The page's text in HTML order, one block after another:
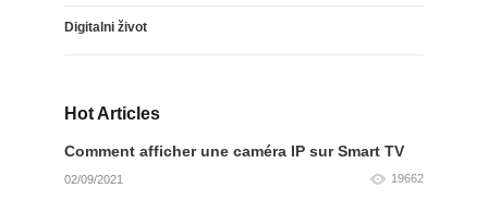
Digitalni život
Hot Articles
Comment afficher une caméra IP sur Smart TV
02/09/2021 19662